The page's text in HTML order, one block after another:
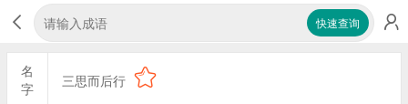
快速查询
名
字
三思而后行